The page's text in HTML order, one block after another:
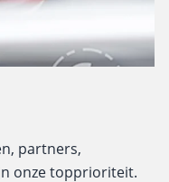
partners,
onze topprioriteit.